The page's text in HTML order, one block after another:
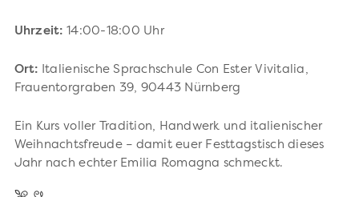
Uhrzeit: 14:00-18:00 Uhr
Ort: Italienische Sprachschule Con Ester Vivitalia,
Frauentorgraben 39, 90443 Nürnberg
Ein Kurs voller Tradition, Handwerk und italienischer
Weihnachtsfreude – damit euer Festtagstisch dieses
Jahr nach echter Emilia Romagna schmeckt.